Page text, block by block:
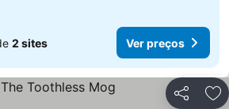
2 sites Ver preços
Partilhar